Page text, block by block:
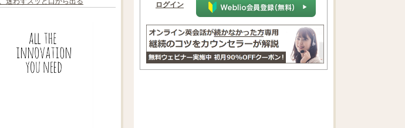
ログイン